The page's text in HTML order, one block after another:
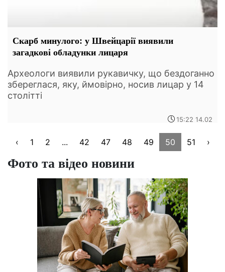
Скарб минулого: у Швейцарії виявили
загадкові обладунки лицаря
Археологи виявили рукавичку, що бездоганно
збереглася, яку, ймовірно, носив лицар у 14
столітті
15:22 14.02
‹ 1 2 ... 42 47 48 49 50 51 ›
Фото та відео новини